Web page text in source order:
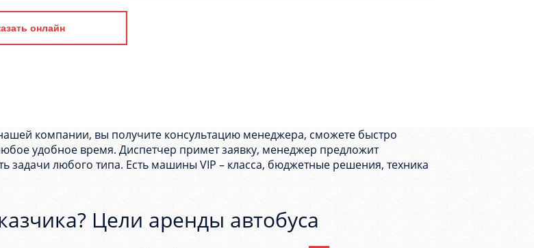
онлайн
компании, вы получите консультацию менеджера, сможете быстро
удобное время. Диспетчер примет заявку, менеджер предложит
задачи любого типа. Есть машины VIP – класса, бюджетные решения, техника
Цели аренды автобуса